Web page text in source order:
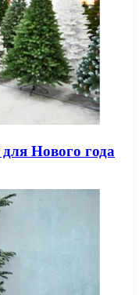
Нового года